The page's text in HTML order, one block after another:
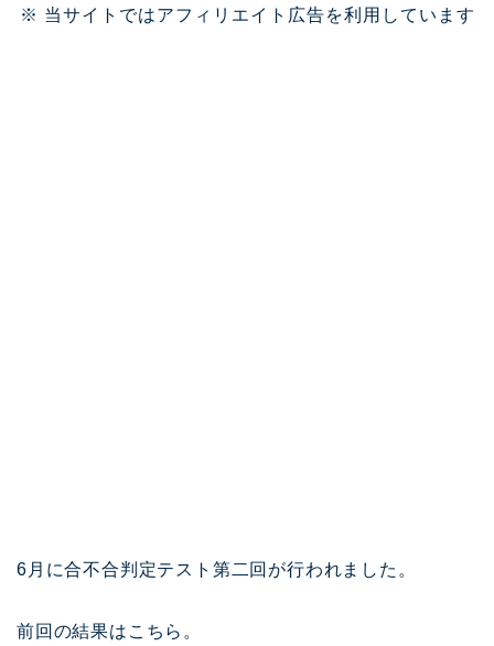
※ 当サイトではアフィリエイト広告を利用しています
6月に合不合判定テスト第二回が行われました。
前回の結果はこちら。